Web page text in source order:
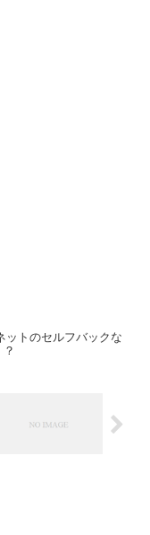
ットのセルフバックな